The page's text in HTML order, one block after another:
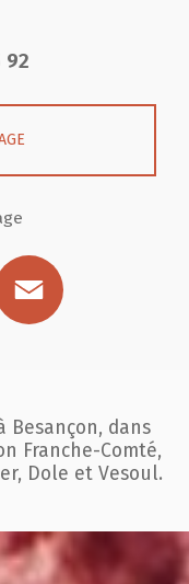
92
Besançon, dans
Franche-Comté,
Dole et Vesoul.